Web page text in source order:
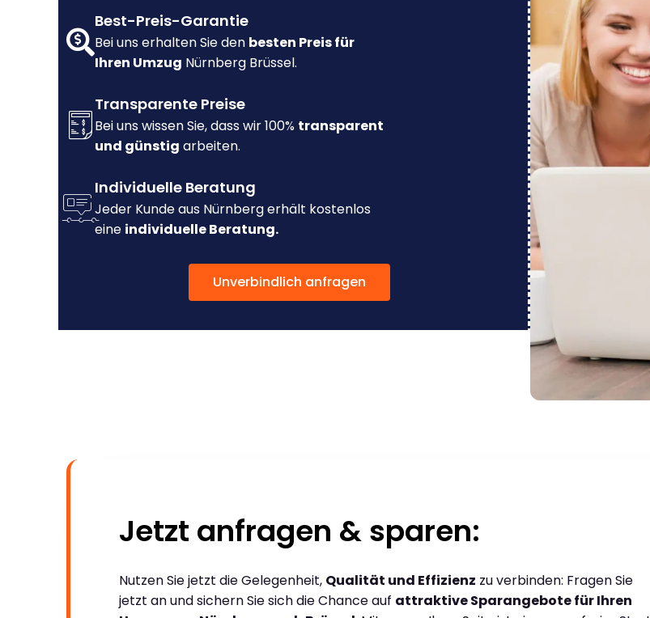
Best-Preis-Garantie
Bei uns erhalten Sie den besten Preis für
Ihren Umzug Nürnberg Brüssel.
Transparente Preise
Bei uns wissen Sie, dass wir 100% transparent
und günstig arbeiten.
Individuelle Beratung
Jeder Kunde aus Nürnberg erhält kostenlos
eine individuelle Beratung.
Unverbindlich anfragen
Jetzt anfragen & sparen:
Nutzen Sie jetzt die Gelegenheit, Qualität und Effizienz zu verbinden: Fragen Sie
jetzt an und sichern Sie sich die Chance auf attraktive Sparangebote für Ihren